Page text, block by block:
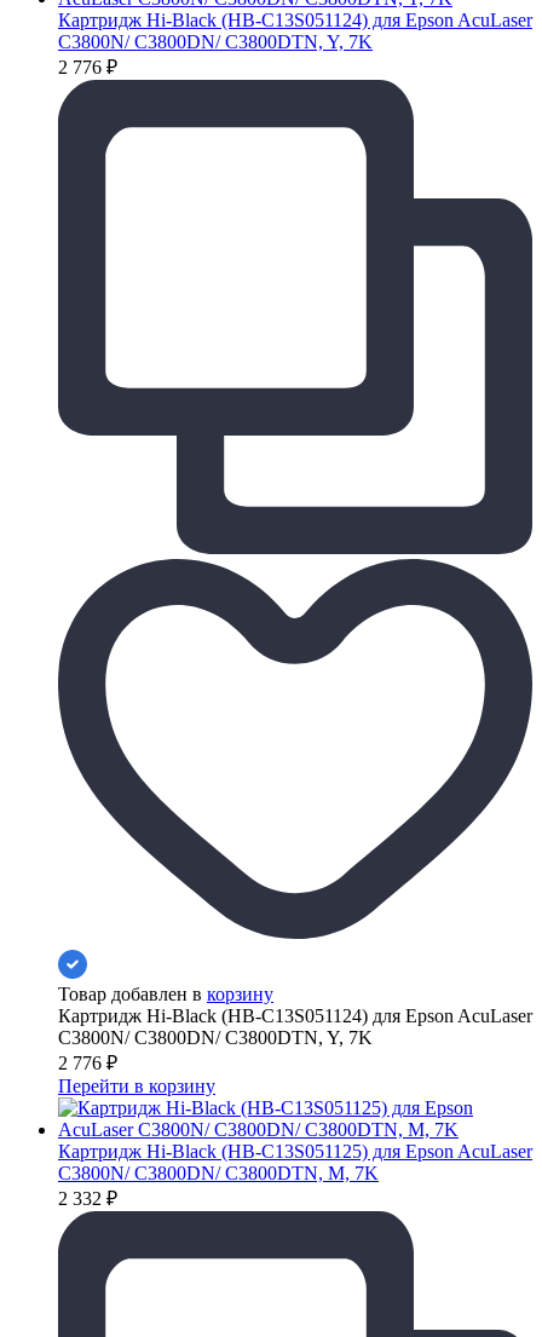
Картридж Hi-Black (HB-C13S051124) для Epson AcuLaser
C3800N/ C3800DN/ C3800DTN, Y, 7K
2 776 ₽
Товар добавлен в корзину
Картридж Hi-Black (HB-C13S051124) для Epson AcuLaser
C3800N/ C3800DN/ C3800DTN, Y, 7K
2 776 ₽
Перейти в корзину
Картридж Hi-Black (HB-C13S051125) для Epson AcuLaser
C3800N/ C3800DN/ C3800DTN, M, 7K
2 332 ₽